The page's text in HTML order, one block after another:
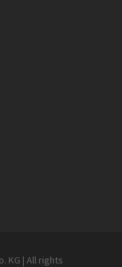
KG | All rights